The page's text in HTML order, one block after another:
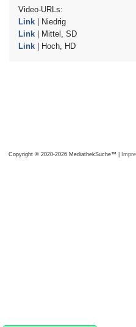
Video-URLs:
Link | Niedrig
Link | Mittel, SD
Link | Hoch, HD
Copyright © 2020-2026 MediathekSuche™ |